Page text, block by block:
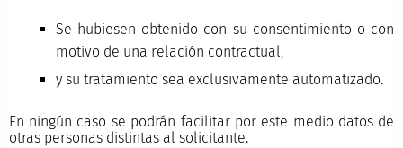
Se hubiesen obtenido con su consentimiento o con
motivo de una relación contractual,
y su tratamiento sea exclusivamente automatizado.
En ningún caso se podrán facilitar por este medio datos de
otras personas distintas al solicitante.